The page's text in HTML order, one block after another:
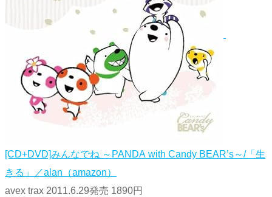
[CD+DVD]みんなでね ～PANDA with Candy BEAR’s～/「生
きる」／alan（amazon）
avex trax 2011.6.29発売 1890円